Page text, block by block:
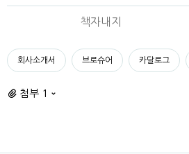
책자내지
회사소개서 브로슈어 카달로그
첨부 1